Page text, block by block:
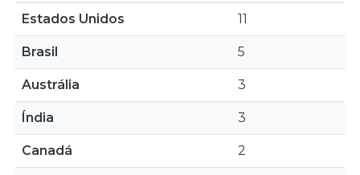
Estados Unidos 11
Brasil 5
Austrália 3
Índia 3
Canadá 2